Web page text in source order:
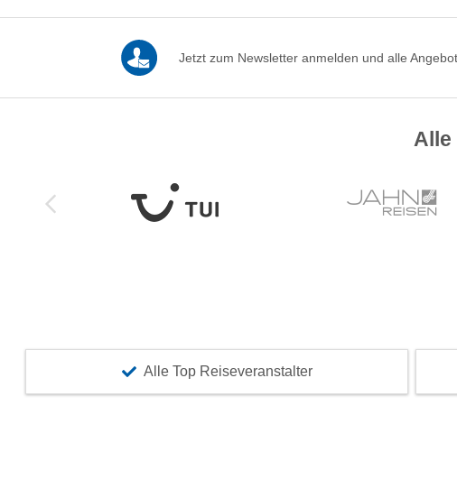
Jetzt zum Newsletter anmelden und alle
Alle
Alle Top Reiseveranstalter